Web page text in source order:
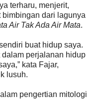
terharu, menjerit,
dari lagunya
Air Tak Ada Air Mata.
buat hidup saya.
perjalanan hidup
kata Fajar,
lusuh.
pengertian mitologi